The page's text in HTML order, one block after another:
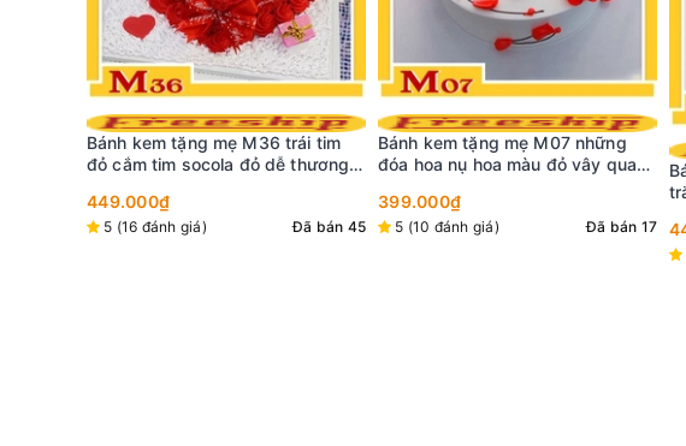
Bánh kem tặng mẹ M07 những
đóa hoa nụ hoa màu đỏ vây quanh
trắng
399.000₫
5 (10 đánh giá) Đã bán 17
Bánh kem tặng mẹ M16 trái tim
trắng vẽ chữ thư pháp Mẹ ý nghĩa
và những đóa hoa đỏ tươi thắm
449.000₫